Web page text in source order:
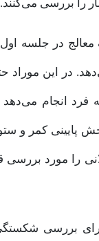
را بررسی
در جلسه اول
در این موراد
فرد انجام
بخش پایینی کمر
را مورد بررسی
بررسی